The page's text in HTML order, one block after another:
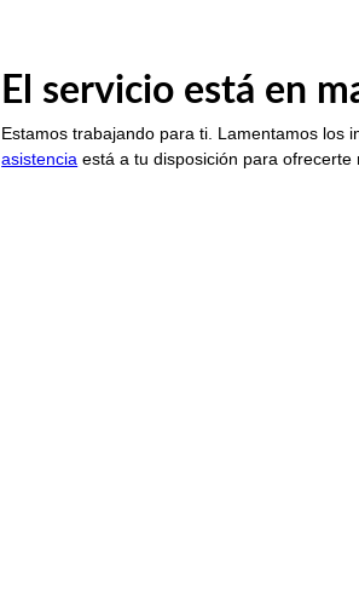
El servicio está en
Estamos trabajando para ti. Lamentamos los
asistencia está a tu disposición para ofrecerte